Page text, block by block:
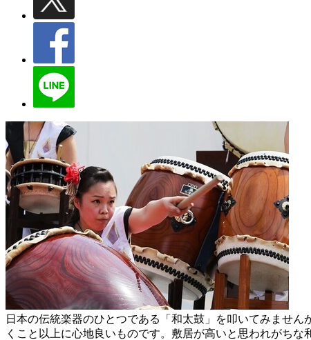
日本の伝統楽器のひとつである「和太鼓」を叩いてみませ
くこと以上に心地良いものです。敷居が高いと思われがち